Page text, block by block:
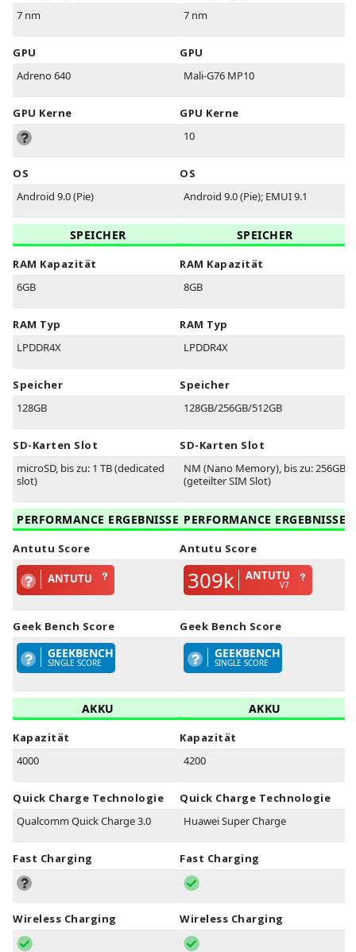
7 nm
GPU
Adreno 640
GPU Kerne
OS
Android 9.0 (Pie)
SPEICHER
RAM Kapazität
6GB
RAM Typ
LPDDR4X
Speicher
128GB
SD-Karten Slot
microSD, bis zu: 1 TB (dedicated
slot)
PERFORMANCE ERGEBNISSE
Antutu Score
ANTUTU
Geek Bench Score
GEEKBENCH
SINGLE SCORE
AKKU
Kapazität
4000
Quick Charge Technologie
Qualcomm Quick Charge 3.0
Fast Charging
Wireless Charging
7 nm
GPU
Mali-G76 MP10
GPU Kerne
10
OS
Android 9.0 (Pie); EMUI 9.1
SPEICHER
RAM Kapazität
8GB
RAM Typ
LPDDR4X
Speicher
128GB/256GB/512GB
SD-Karten Slot
NM (Nano Memory), bis zu: 256GB
(geteilter SIM Slot)
PERFORMANCE ERGEBNISSE
Antutu Score
309k ANTUTU
V7
Geek Bench Score
GEEKBENCH
SINGLE SCORE
AKKU
Kapazität
4200
Quick Charge Technologie
Huawei Super Charge
Fast Charging
Wireless Charging